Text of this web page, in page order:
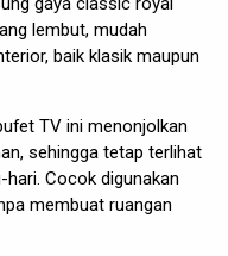
lembut, mudah
baik klasik maupun
TV ini menonjolkan
sehingga tetap terlihat
Cocok digunakan
membuat ruangan